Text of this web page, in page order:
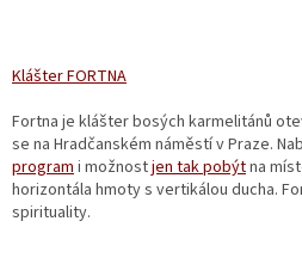
Klášter FORTNA
Fortna je klášter bosých karmelitánů
se na Hradčanském náměstí v Praze.
program i možnostjen tak pobýtna
horizontála hmoty s vertikálou ducha.
spirituality.